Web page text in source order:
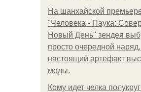
На шанхайской
"Человека - Паука:
Новый День" зендея
просто очередной
настоящий артефакт
моды.
Кому идет челка